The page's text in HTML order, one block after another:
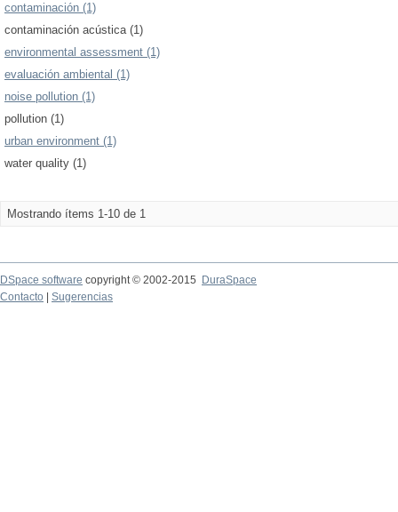
contaminación (1)
contaminación acústica (1)
environmental assessment (1)
evaluación ambiental (1)
noise pollution (1)
pollution (1)
urban environment (1)
water quality (1)
Mostrando ítems 1-10 de 1
DSpace software copyright © 2002-2015
DuraSpace
Contacto
Sugerencias